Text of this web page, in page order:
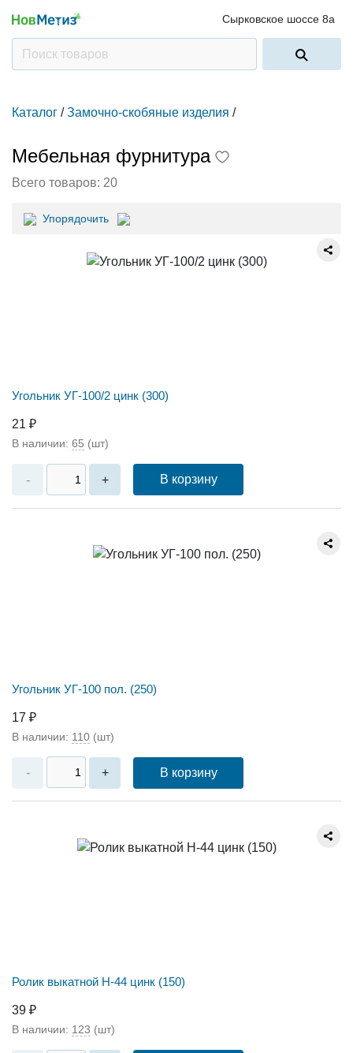
Сырковское шоссе 8а
Каталог / Замочно-скобяные изделия /
Мебельная фурнитура
Всего товаров: 20
Упорядочить
Угольник УГ-100/2 цинк (300)
21 ₽
В наличии: 65 (шт)
- + В корзину
Угольник УГ-100 пол. (250)
17 ₽
В наличии: 110 (шт)
- + В корзину
Ролик выкатной Н-44 цинк (150)
39 ₽
В наличии: 123 (шт)